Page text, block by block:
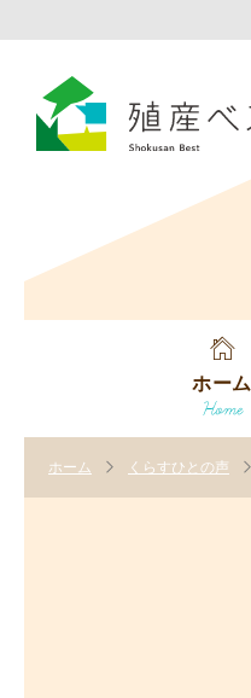
ホーム
Home
ホーム くらすひとの声